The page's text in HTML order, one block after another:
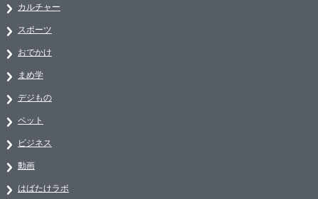
カルチャー
スポーツ
おでかけ
まめ学
デジもの
ペット
ビジネス
動画
はばたけラボ